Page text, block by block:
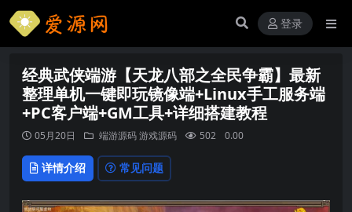
登录
经典武侠端游【天龙八部之全民争霸】最新
整理单机一键即玩镜像端+Linux手工服务端
+PC客户端+GM工具+详细搭建教程
05月20日 端游源码游戏源码 502 0.00
详情介绍 常见问题